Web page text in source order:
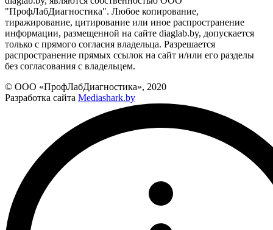
"ПрофЛабДиагностика". Любое копирование,
тиражирование, цитирование или иное распространение
информации, размещенной на сайте diaglab.by, допускается
только с прямого согласия владельца. Разрешается
распространение прямых ссылок на сайт и/или его разделы
без согласования с владельцем.
© ООО «ПрофЛабДиагностика», 2020
Разработка сайта Mediashark.by